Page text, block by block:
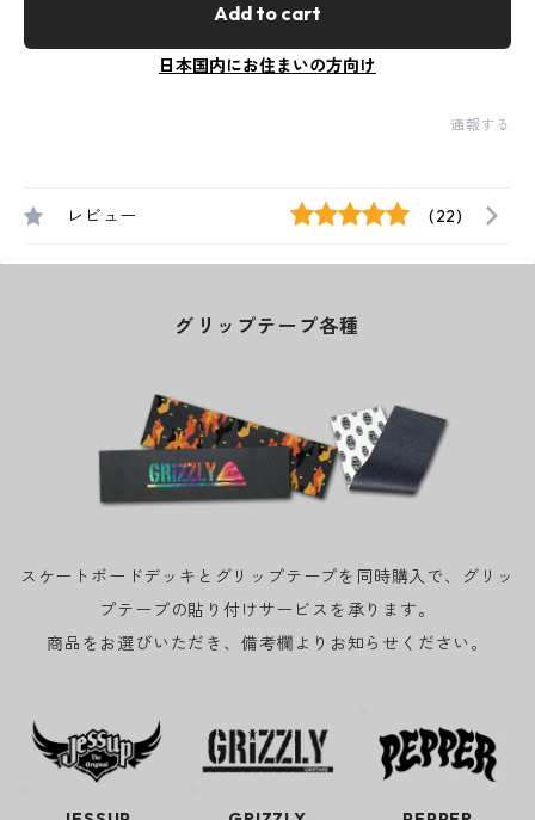
Add to cart
日本国内にお住まいの方向け
通報する
レビュー (22)
グリップテープ各種
スケートボードデッキとグリップテープを同時購入で、グリッ
プテープの貼り付けサービスを承ります。
商品をお選びいただき、備考欄よりお知らせください。